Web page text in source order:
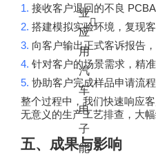
业
应
用
汽
车
电
子
能
1. 接收客户退回的不良 PCBA
2. 搭建模拟实验环境，复现
3. 向客户输出正式客诉报告
4. 针对客户的场景需求，精
5. 协助客户完成样品申请流
整个过程中，我们快速响应
无意义的生产工艺排查，大
五、成果与影响